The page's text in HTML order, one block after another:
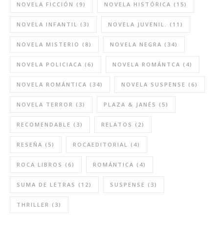
NOVELA FICCIÓN (9) NOVELA HISTÓRICA (15)
NOVELA INFANTIL (3) NOVELA JUVENIL. (11)
NOVELA MISTERIO (8) NOVELA NEGRA (34)
NOVELA POLICIACA (6) NOVELA ROMÁNTCA (4)
NOVELA ROMÁNTICA (34) NOVELA SUSPENSE (6)
NOVELA TERROR (3) PLAZA & JANÉS (5)
RECOMENDABLE (3) RELATOS (2)
RESEÑA (5) ROCAEDITORIAL (4)
ROCA LIBROS (6) ROMÁNTICA (4)
SUMA DE LETRAS (12) SUSPENSE (3)
THRILLER (3)